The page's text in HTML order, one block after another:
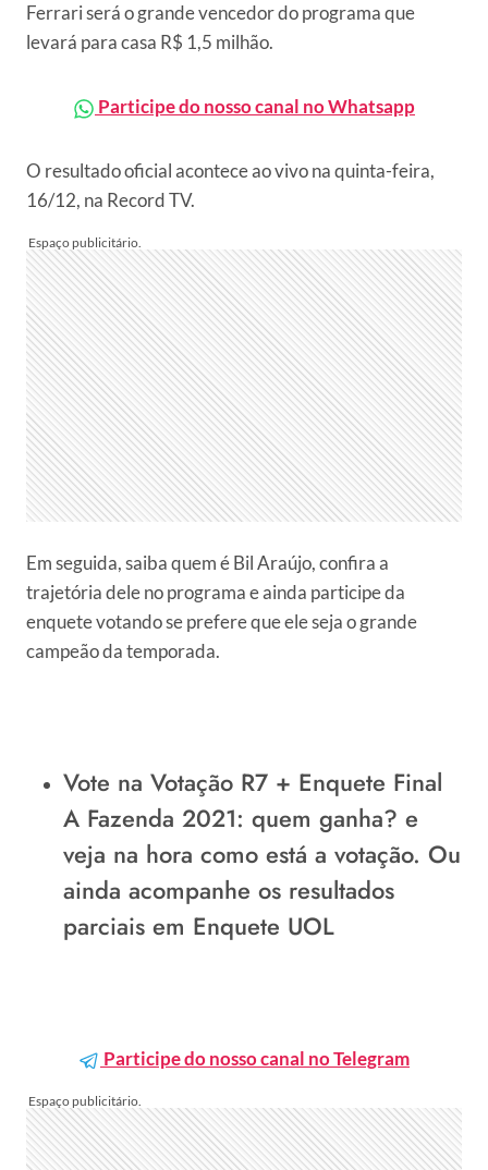
Ferrari será o grande vencedor do programa que
levará para casa R$ 1,5 milhão.
Participe do nosso canal no Whatsapp
O resultado oficial acontece ao vivo na quinta-feira,
16/12, na Record TV.
Em seguida, saiba quem é Bil Araújo, confira a
trajetória dele no programa e ainda participe da
enquete votando se prefere que ele seja o grande
campeão da temporada.
Vote na Votação R7 + Enquete Final
A Fazenda 2021: quem ganha? e
veja na hora como está a votação. Ou
ainda acompanhe os resultados
parciais em Enquete UOL
Participe do nosso canal no Telegram